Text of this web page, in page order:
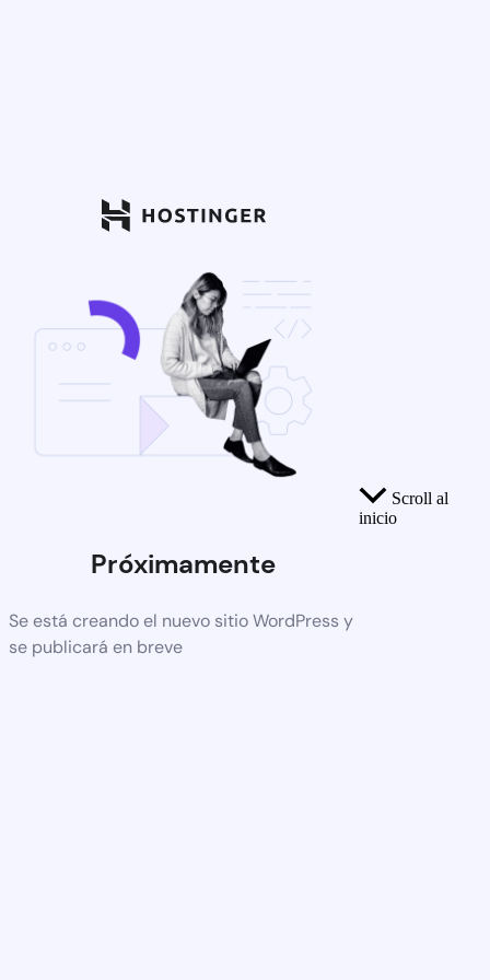
Próximamente
Se está creando el nuevo sitio WordPress y
se publicará en breve
Scroll al
inicio